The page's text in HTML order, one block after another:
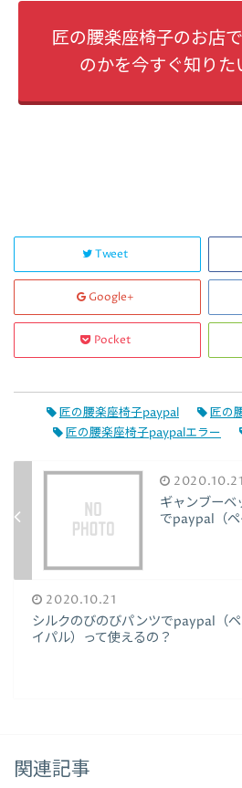
匠の腰楽座椅子のお店
のかを今すぐ知りた
Tweet
Google+
Pocket
匠の腰楽座椅子paypal
匠の
匠の腰楽座椅子paypalエラー
2020.10.21
ギャンブーベ
でpaypal（
2020.10.21
シルクのびのびパンツでpaypal（ペ
イパル）って使えるの？
関連記事